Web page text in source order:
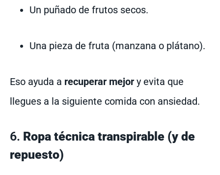
Un puñado de frutos secos.
Una pieza de fruta (manzana o plátano).
Eso ayuda a recuperar mejor y evita que
llegues a la siguiente comida con ansiedad.
6. Ropa técnica transpirable (y de
repuesto)